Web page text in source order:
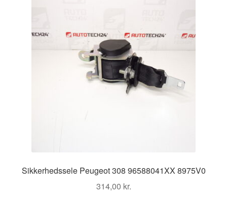
Sikkerhedssele Peugeot 308 96588041XX 8975V0
314,00 kr.